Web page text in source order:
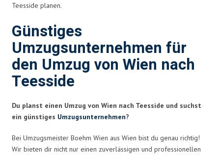
Teesside planen.
Günstiges
Umzugsunternehmen für
den Umzug von Wien nach
Teesside
Du planst einen Umzug von Wien nach Teesside und suchst
ein günstiges Umzugsunternehmen?
Bei Umzugsmeister Boehm Wien aus Wien bist du genau richtig!
Wir bieten dir nicht nur einen zuverlässigen und professionellen